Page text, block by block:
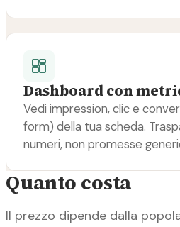
Dashboard con
Vedi impression, clic e
form) della tua scheda.
numeri, non promesse
Quanto costa
Il prezzo dipende dalla